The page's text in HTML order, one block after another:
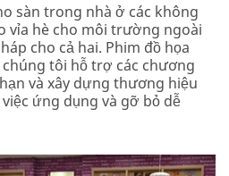
sàn trong nhà ở các không
vỉa hè cho môi trường ngoài
cho cả hai. Phim đồ họa
tôi hỗ trợ các chương
và xây dựng thương hiệu
ứng dụng và gỡ bỏ dễ